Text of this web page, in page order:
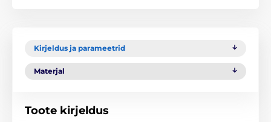
Kirjeldus ja parameetrid
Materjal
Toote kirjeldus